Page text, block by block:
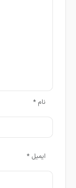
نام*
ایمیل*